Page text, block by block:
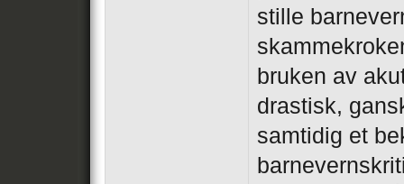
stille
bruken av
drastisk,
samtidig et